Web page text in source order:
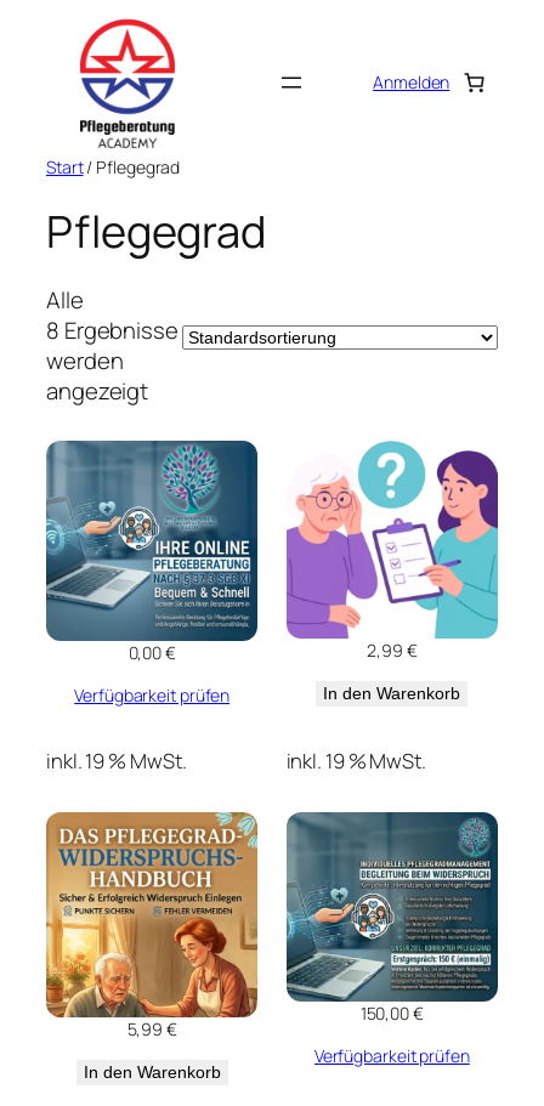
springen
Anmelden
Start/ Pflegegrad
Pflegegrad
Alle
8 Ergebnisse
werden
angezeigt
0,00€
Verfügbarkeit prüfen
inkl. 19 % MwSt.
2,99 €
In den Warenkorb
inkl. 19 % MwSt.
5,99€
In den Warenkorb
150,00€
Verfügbarkeit prüfen